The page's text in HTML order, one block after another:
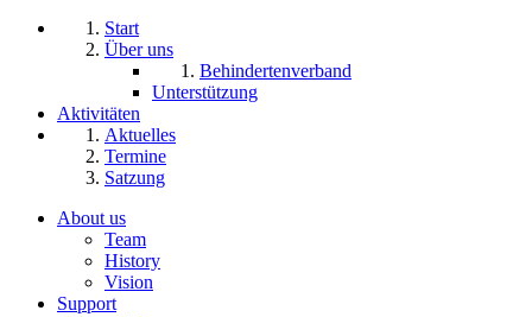
Start
Über uns
Behindertenverband
Unterstützung
Aktivitäten
Aktuelles
Termine
Satzung
About us
Team
History
Vision
Support